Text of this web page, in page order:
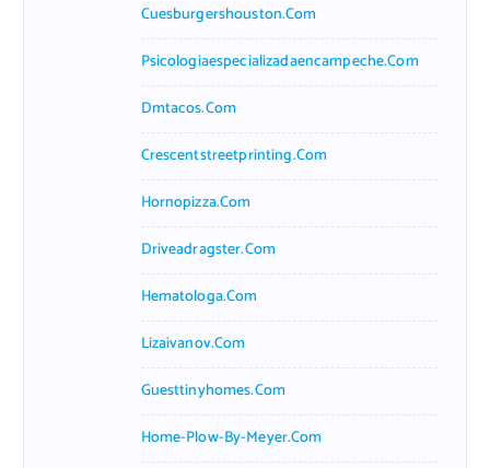
Cuesburgershouston.com
Psicologiaespecializadaencampeche.com
Dmtacos.com
Crescentstreetprinting.com
Hornopizza.com
Driveadragster.com
Hematologa.com
Lizaivanov.com
Guesttinyhomes.com
Home-Plow-By-Meyer.com